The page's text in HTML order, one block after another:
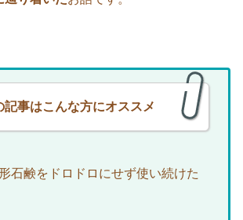
記事はこんな方にオススメ
石鹸をドロドロにせず使い続けた